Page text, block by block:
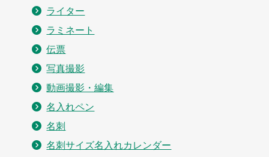
ライター
ラミネート
伝票
写真撮影
動画撮影・編集
名入れペン
名刺
名刺サイズ名入れカレンダー